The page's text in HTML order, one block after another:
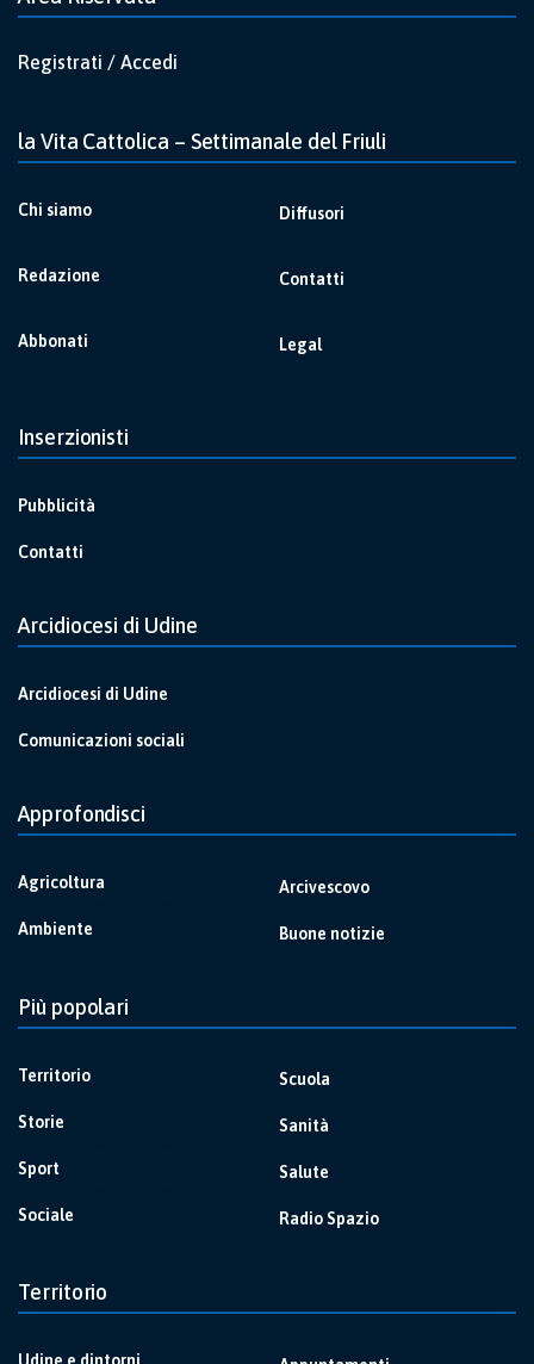
Registrati / Accedi
la Vita Cattolica – Settimanale del Friuli
Chi siamo
Redazione
Abbonati
Diffusori
Contatti
Legal
Inserzionisti
Pubblicità
Contatti
Arcidiocesi di Udine
Arcidiocesi di Udine
Comunicazioni sociali
Approfondisci
Agricoltura
Ambiente
Arcivescovo
Buone notizie
Più popolari
Territorio
Storie
Sport
Sociale
Scuola
Sanità
Salute
Radio Spazio
Territorio